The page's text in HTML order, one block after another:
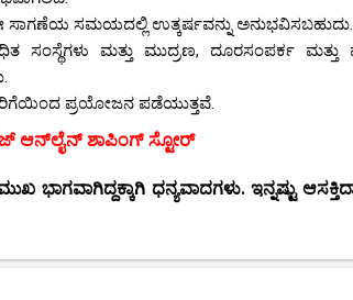
ಸಾಗಣೆಯ ಸಮಯದಲ್ಲಿ ಉತ್ಕರ್ಷವನ್ನು ಅನುಭವಿಸಬಹುದು.
ಮತ್ತು ಮುದ್ರಣ, ದೂರಸಂಪರ್ಕ ಮತ್ತು
ಸಾರಿಗೆಯಿಂದ ಪ್ರಯೋಜನ ಪಡೆಯುತ್ತವೆ.
ಆನ್‌ಲೈನ್ ಶಾಪಿಂಗ್ ಸ್ಟೋರ್
ಭಾಗವಾಗಿದ್ದಕ್ಕಾಗಿ ಧನ್ಯವಾದಗಳು. ಇನ್ನಷ್ಟು